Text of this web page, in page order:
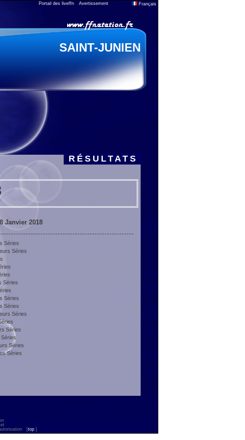
Portail des liveffn Avertissement Français
SAINT-JUNIEN
RÉSULTATS
Janvier 2018
Séries
Séries
Séries
Séries
Séries
Séries
Séries
Séries
Séries
[top ]